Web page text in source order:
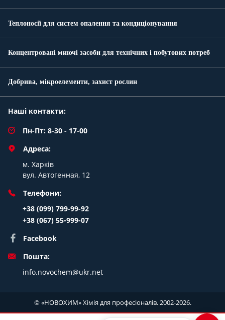
Теплоносії для систем опалення та кондиціонування
Концентровані миючі засоби для технічних і побутових потреб
Добрива, мікроелементи, захист рослин
Наші контакти:
Пн-Пт: 8-30 - 17-00
Адреса:
м. Харків
вул. Автогенная, 12
Телефони:
+38 (099) 799-99-92
+38 (067) 55-999-07
Facebook
Пошта:
info.novochem@ukr.net
© «НОВОХИМ» Хімія для професіоналів. 2002-2026.